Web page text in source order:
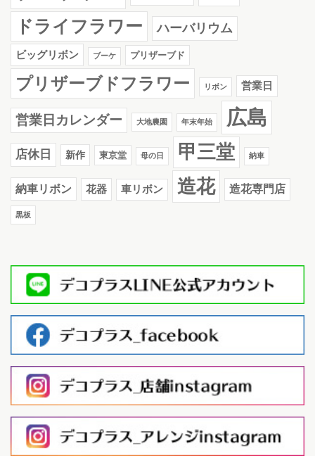
ドライフラワー ハーバリウム
ビッグリボン ブーケ プリザーブド
プリザーブドフラワー リボン 営業日
営業日カレンダー 大地農園 年末年始 広島
店休日 新作 東京堂 母の日 甲三堂 納車
納車リボン 花器 車リボン 造花 造花専門店
黒板